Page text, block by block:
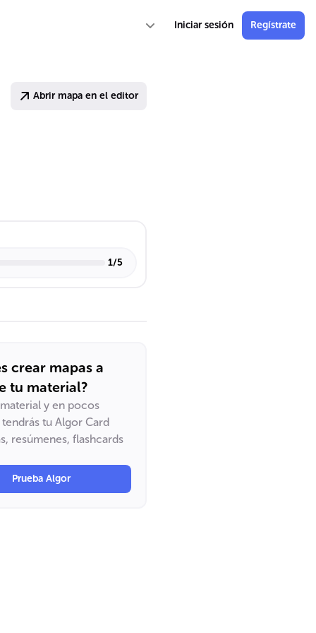
Iniciar sesión Regístrate
Abrir mapa en el editor
1/5
crear mapas a
tu material?
y en pocos
tu Algor Card
resúmenes, flashcards
Prueba Algor